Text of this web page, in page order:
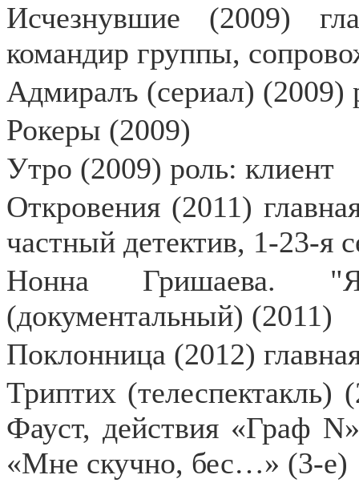
Исчезнувшие (2009)
командир группы,
Адмиралъ (сериал) (2009)
Рокеры (2009)
Утро (2009) роль: клиент
Откровения (2011)
частный детектив, 1-23-я
Нонна Гришаева.
(документальный) (2011)
Поклонница (2012)
Триптих
Фауст, действия «Граф
«Мне скучно, бес…» (3-е)